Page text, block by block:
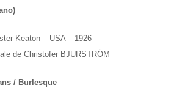
Keaton – USA – 1926
de Christofer BJURSTRÖM
/ Burlesque